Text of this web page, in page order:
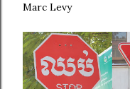
Marc Levy